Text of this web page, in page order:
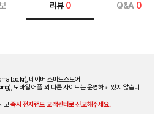
리뷰 0 Q&A 0
네이버 스마트스토어
모바일 어플 외 다른 사이트는 운영하고 있지 않습니
고즉시 전자랜드 고객센터로 신고해주세요.